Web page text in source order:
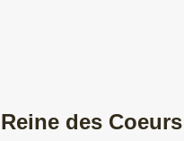
Reine des